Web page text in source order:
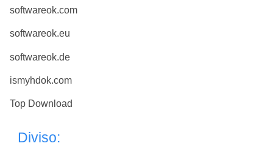
softwareok.com
softwareok.eu
softwareok.de
ismyhdok.com
Top Download
Diviso: